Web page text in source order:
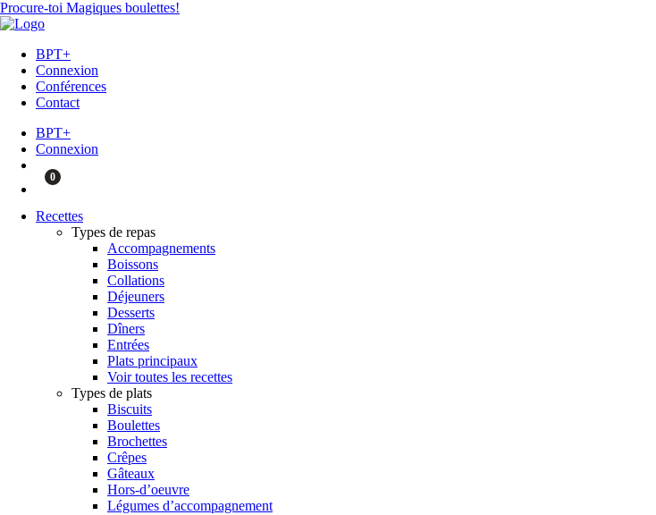
Procure-toi Magiques boulettes!
BPT+
Connexion
Conférences
Contact
BPT+
Connexion
0
Recettes
Types de repas
Accompagnements
Boissons
Collations
Déjeuners
Desserts
Dîners
Entrées
Plats principaux
Voir toutes les recettes
Types de plats
Biscuits
Boulettes
Brochettes
Crêpes
Gâteaux
Hors-d’oeuvre
Légumes d’accompagnement